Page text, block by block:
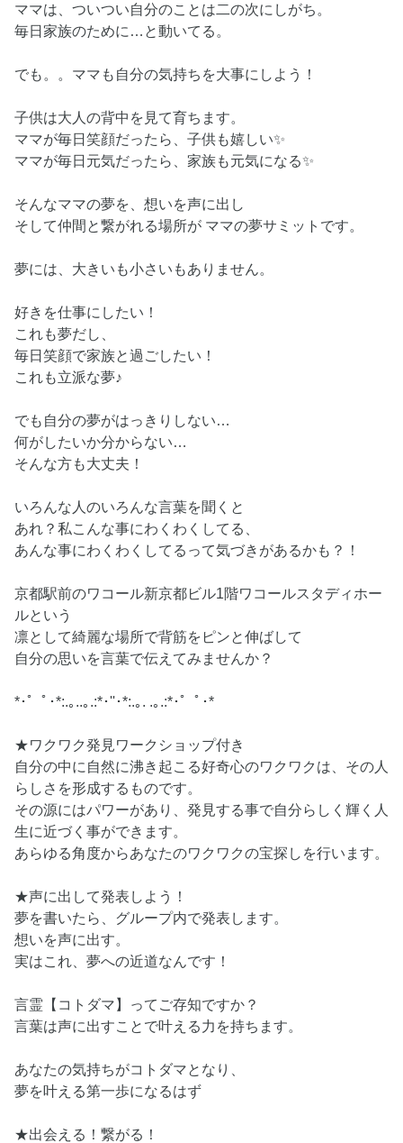
ママは、ついつい自分のことは二の次にしがち。
毎日家族のために…と動いてる。
でも。。ママも自分の気持ちを大事にしよう！
子供は大人の背中を見て育ちます。
ママが毎日笑顔だったら、子供も嬉しい✨
ママが毎日元気だったら、家族も元気になる✨
そんなママの夢を、想いを声に出し
そして仲間と繋がれる場所が ママの夢サミットです。
夢には、大きいも小さいもありません。
好きを仕事にしたい！
これも夢だし、
毎日笑顔で家族と過ごしたい！
これも立派な夢♪
でも自分の夢がはっきりしない…
何がしたいか分からない…
そんな方も大丈夫！
いろんな人のいろんな言葉を聞くと
あれ？私こんな事にわくわくしてる、
あんな事にわくわくしてるって気づきがあるかも？！
京都駅前のワコール新京都ビル1階ワコールスタディホー
ルという
凛として綺麗な場所で背筋をピンと伸ばして
自分の思いを言葉で伝えてみませんか？
*･゜ﾟ･*:.｡..｡.:*･''･*:.｡. .｡.:*･゜ﾟ･*
★ワクワク発見ワークショップ付き
自分の中に自然に沸き起こる好奇心のワクワクは、その人
らしさを形成するものです。
その源にはパワーがあり、発見する事で自分らしく輝く人
生に近づく事ができます。
あらゆる角度からあなたのワクワクの宝探しを行います。
★声に出して発表しよう！
夢を書いたら、グループ内で発表します。
想いを声に出す。
実はこれ、夢への近道なんです！
言霊【コトダマ】ってご存知ですか？
言葉は声に出すことで叶える力を持ちます。
あなたの気持ちがコトダマとなり、
夢を叶える第一歩になるはず
★出会える！繋がる！